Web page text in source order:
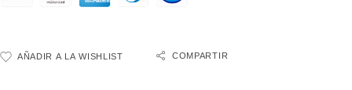
AÑADIR A LA WISHLIST COMPARTIR